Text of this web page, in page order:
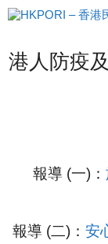
跳
至
容港人防疫
報導 (一)：
報導 (二)： 安